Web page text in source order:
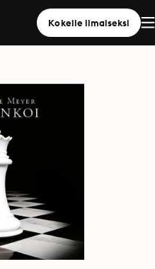
Kokeile ilmaiseksi